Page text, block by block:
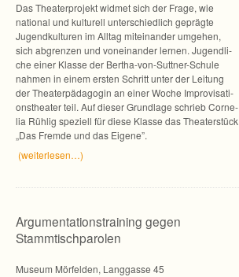
Das Thea­ter­pro­jekt wid­met sich der Frage, wie
natio­nal und kul­tu­rell unter­schied­lich geprägte
Jugend­kul­tu­ren im All­tag mit­ein­an­der umge­hen,
sich abgren­zen und von­ein­an­der ler­nen. Jugend­li­
che einer Klasse der Bertha-von-Suttner-Schule
nah­men in einem ers­ten Schritt unter der Lei­tung
der Thea­ter­päd­ago­gin an einer Woche Impro­vi­sa­ti­
ons­thea­ter teil. Auf die­ser Grund­lage schrieb Cor­ne­
lia Rüh­lig spe­zi­ell für diese Klasse das Thea­ter­stück
„Das Fremde und das Eigene”.
(weiterlesen…)
Argumentationstraining gegen
Stammtischparolen
Museum Mör­fel­den, Lang­gasse 45